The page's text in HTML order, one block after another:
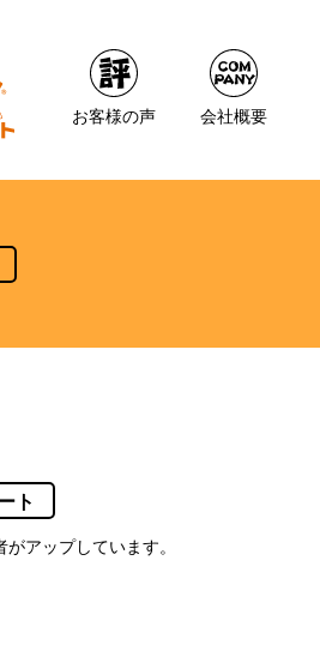
お客様の声 会社概要
ト
アップしています。